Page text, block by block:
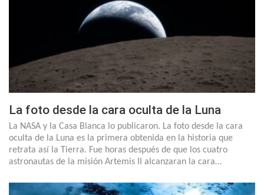
La foto desde la cara oculta de la Luna
La NASA y la Casa Blanca lo publicaron. La foto desde la cara
oculta de la Luna es la primera obtenida en la historia que
retrata así la Tierra. Fue horas después de que los cuatro
astronautas de la misión Artemis II alcanzaran la cara…